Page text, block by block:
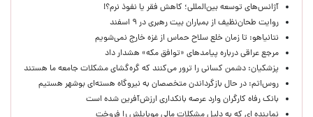
آژانس‌های توسعه بین‌المللی؛ کاهش فقر یا نفوذ نرم؟!
روایت طحان‌نظیف از بمباران بیت رهبری در ۹ اسفند
نتانیاهو: تا زمان خلع سلاح حماس از غزه خارج نمی‌شویم
مرجع عراقی درباره پیامدهای «توافق مکه» هشدار داد
پزشکیان: دشمن کسانی را ترور می‌کنند که گره‌گشای مشکلات جامعه ما هستند
روس‌اتم: در حال بازگرداندن متخصصان به نیروگاه هسته‌ای بوشهر هستیم
بانک رفاه کارگران وارد عرصه بانکداری ارزش‌آفرین شده است